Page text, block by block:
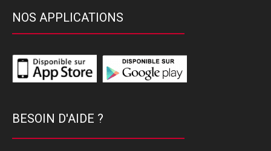
NOS APPLICATIONS
BESOIN D'AIDE ?